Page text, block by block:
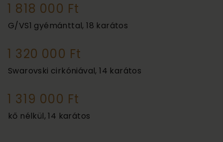
1 818 000 Ft
G/VS1 gyémánttal, 18 karátos
1 320 000 Ft
Swarovski cirkóniával, 14 karátos
1 319 000 Ft
kő nélkül, 14 karátos